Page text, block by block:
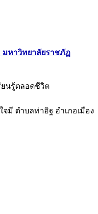
มหาวิทยาลัยราชภัฏ
นรู้ตลอดชีวิต
มี ตำบลท่าอิฐ อำเภอเมือง